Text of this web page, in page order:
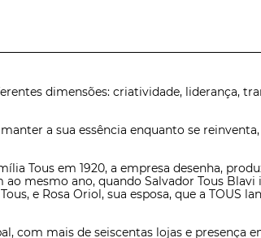
dimensões: criatividade, liderança,
a sua essência enquanto se
Tous em 1920, a empresa desenha,
mesmo ano, quando Salvador Tous Blavi
e Rosa Oriol, sua esposa, que a TOUS
com mais de seiscentas lojas e presença